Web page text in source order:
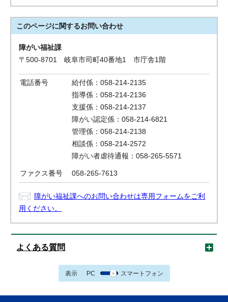
このページに関するお問い合わせ
障がい福祉課
〒500-8701 岐阜市司町40番地1 市庁舎1階
電話番号
給付係：058-214-2135
指導係：058-214-2136
支援係：058-214-2137
障がい認定係：058-214-6821
管理係：058-214-2138
相談係：058-214-2572
障がい者虐待通報：058-265-5571
ファクス番号 058-265-7613
障がい福祉課へのお問い合わせは専用フォームをご利
用ください。
よくある質問
表示 PC スマートフォン